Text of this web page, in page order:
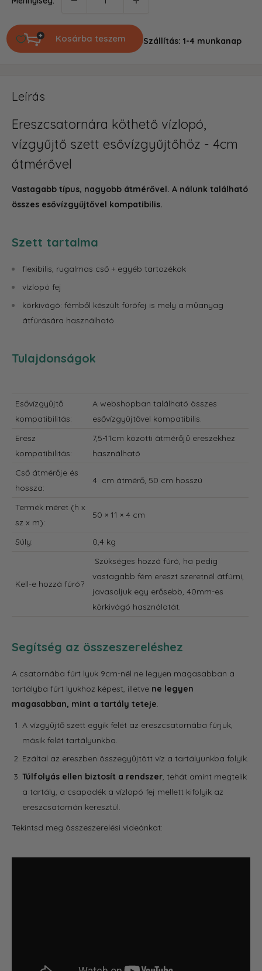
Kosárba teszem Szállítás: 1-4 munkanap
Leírás
Ereszcsatornára köthető vízlopó,
vízgyűjtő szett esővízgyűjtőhöz - 4cm
átmérővel
Vastagabb típus, nagyobb átmérővel. A nálunk található
összes esővízgyűjtővel kompatibilis.
Szett tartalma
flexibilis, rugalmas cső + egyéb tartozékok
vízlopó fej
körkivágó: fémből készült fúrófej is mely a műanyag
átfúrására használható
Tulajdonságok
Esővízgyűjtő
kompatibilitás:
A webshopban található összes
esővízgyűjtővel kompatibilis.
Eresz
kompatibilitás:
7,5-11cm közötti átmérőjű ereszekhez
használható
Cső átmérője és
hossza:
4 cm átmérő, 50 cm hosszú
Termék méret (h x
sz x m):
50 × 11 × 4 cm
Súly: 0,4 kg
Kell-e hozzá fúró?
Szükséges hozzá fúró, ha pedig
vastagabb fém ereszt szeretnél átfúrni,
javasoljuk egy erősebb, 40mm-es
körkivágó használatát.
Segítség az összeszereléshez
A csatornába fúrt lyuk 9cm-nél ne legyen magasabban a
tartályba fúrt lyukhoz képest, illetve ne legyen
magasabban, mint a tartály teteje.
A vízgyűjtő szett egyik felét az ereszcsatornába fúrjuk,
másik felét tartályunkba.
Ezáltal az ereszben összegyűjtött víz a tartályunkba folyik.
Túlfolyás ellen biztosít a rendszer , tehát amint megtelik
a tartály, a csapadék a vízlopó fej mellett kifolyik az
ereszcsatornán keresztül.
Tekintsd meg összeszerelési videónkat: